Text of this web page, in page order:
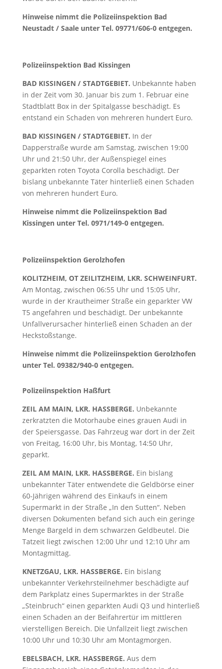
Hinweise nimmt die Polizeiinspektion Bad
Neustadt / Saale unter Tel. 09771/606-0 entgegen.
Polizeiinspektion Bad Kissingen
BAD KISSINGEN / STADTGEBIET. Unbekannte haben
in der Zeit vom 30. Januar bis zum 1. Februar eine
Stadtblatt Box in der Spitalgasse beschädigt. Es
entstand ein Schaden von mehreren hundert Euro.
BAD KISSINGEN / STADTGEBIET. In der
Dapperstraße wurde am Samstag, zwischen 19:00
Uhr und 21:50 Uhr, der Außenspiegel eines
geparkten roten Toyota Corolla beschädigt. Der
bislang unbekannte Täter hinterließ einen Schaden
von mehreren hundert Euro.
Hinweise nimmt die Polizeiinspektion Bad
Kissingen unter Tel. 0971/149-0 entgegen.
Polizeiinspektion Gerolzhofen
KOLITZHEIM, OT ZEILITZHEIM, LKR. SCHWEINFURT.
Am Montag, zwischen 06:55 Uhr und 15:05 Uhr,
wurde in der Krautheimer Straße ein geparkter VW
T5 angefahren und beschädigt. Der unbekannte
Unfallverursacher hinterließ einen Schaden an der
Heckstoßstange.
Hinweise nimmt die Polizeiinspektion Gerolzhofen
unter Tel. 09382/940-0 entgegen.
Polizeiinspektion Haßfurt
ZEIL AM MAIN, LKR. HASSBERGE. Unbekannte
zerkratzten die Motorhaube eines grauen Audi in
der Speiersgasse. Das Fahrzeug war dort in der Zeit
von Freitag, 16:00 Uhr, bis Montag, 14:50 Uhr,
geparkt.
ZEIL AM MAIN, LKR. HASSBERGE. Ein bislang
unbekannter Täter entwendete die Geldbörse einer
60-Jährigen während des Einkaufs in einem
Supermarkt in der Straße „In den Sutten“. Neben
diversen Dokumenten befand sich auch ein geringe
Menge Bargeld in dem schwarzen Geldbeutel. Die
Tatzeit liegt zwischen 12:00 Uhr und 12:10 Uhr am
Montagmittag.
KNETZGAU, LKR. HASSBERGE. Ein bislang
unbekannter Verkehrsteilnehmer beschädigte auf
dem Parkplatz eines Supermarktes in der Straße
„Steinbruch“ einen geparkten Audi Q3 und hinterließ
einen Schaden an der Beifahrertür im mittleren
vierstelligen Bereich. Die Unfallzeit liegt zwischen
10:00 Uhr und 10:30 Uhr am Montagmorgen.
EBELSBACH, LKR. HASSBERGE. Aus dem